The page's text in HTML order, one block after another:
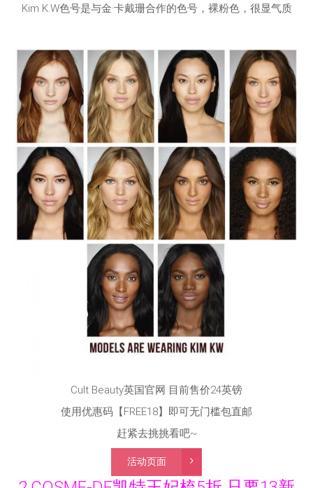
Kim K.W色号是与金·卡戴珊合作的色号，裸粉色，很显气质
Cult Beauty英国官网 目前售价24英镑
使用优惠码【FREE18】即可无门槛包直邮
赶紧去挑挑看吧~
活动页面